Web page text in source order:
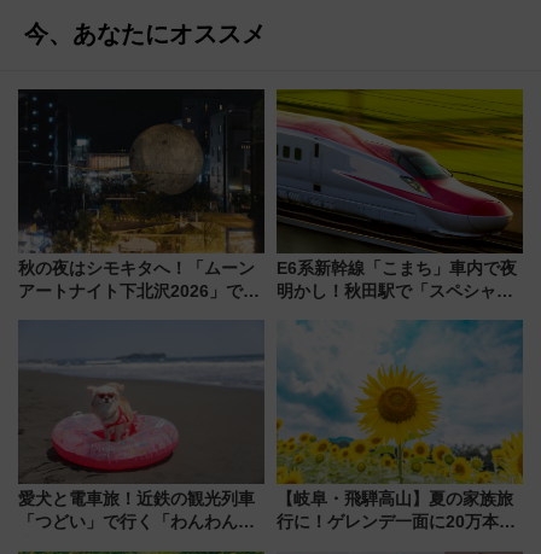
今、あなたにオススメ
秋の夜はシモキタへ！「ムーン
アートナイト下北沢2026」でイ
E6系新幹線「こまち」車内で夜
明かし！秋田駅で「スペシャル
法は？
愛犬と電車旅！近鉄の観光列車
「つどい」で行く「わんわん列
【岐阜・飛騨高山】夏の家族旅
行に！ゲレンデ一面に20万本の